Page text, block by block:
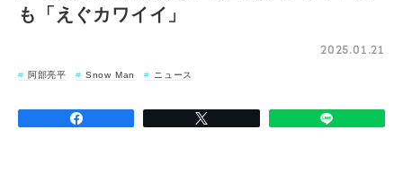
も「えぐカワイイ」
2025.01.21
阿部亮平 Snow Man ニュース